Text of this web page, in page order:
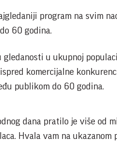
program na svim
60 godina.
gledanosti u ukupnoj
komercijalne
publikom do 60 godina.
dana pratilo je više od
Hvala vam na ukazanom